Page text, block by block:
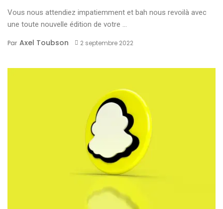
Vous nous attendiez impatiemment et bah nous revoilà avec
une toute nouvelle édition de votre ...
Par Axel Toubson 2 septembre 2022